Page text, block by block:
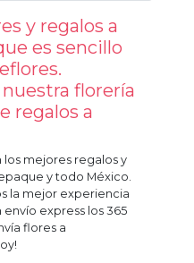
y regalos a
es sencillo
florería
regalos a
mejores regalos y
y todo México.
la mejor experiencia
express los 365
flores a